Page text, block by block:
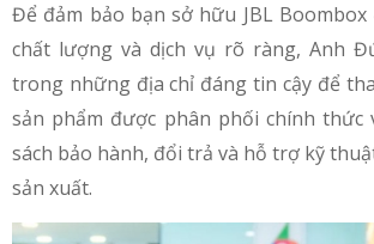
Để đảm bảo bạn sở hữu JBL
chất lượng và dịch vụ rõ ràng, Anh
trong những địa chỉ đáng tin cậy để
sản phẩm được phân phối chính thức
sách bảo hành, đổi trả và hỗ trợ kỹ
sản xuất.